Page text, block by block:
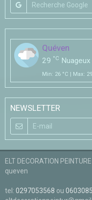
Quéven
29 °C Nuageux
Min: 26 °C | Max:
NEWSLETTER
ELT DECORATION
queven
tel: 0297053568 ou